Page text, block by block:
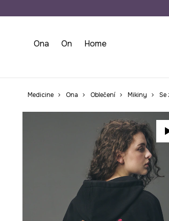
Ona On Home
Medicine Ona Oblečení Mikiny Se